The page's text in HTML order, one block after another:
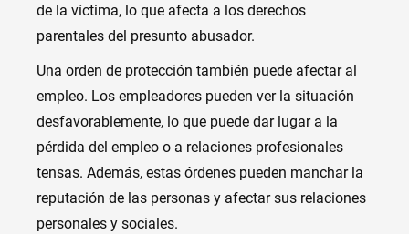
de la víctima, lo que afecta a los derechos
parentales del presunto abusador.
Una orden de protección también puede afectar al
empleo. Los empleadores pueden ver la situación
desfavorablemente, lo que puede dar lugar a la
pérdida del empleo o a relaciones profesionales
tensas. Además, estas órdenes pueden manchar la
reputación de las personas y afectar sus relaciones
personales y sociales.